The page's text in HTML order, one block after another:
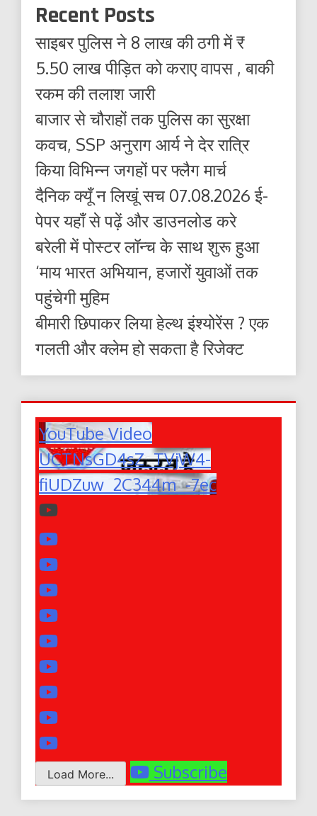
Recent Posts
साइबर पुलिस ने 8 लाख की ठगी में ₹
5.50 लाख पीड़ित को कराए वापस , बाकी
रकम की तलाश जारी
बाजार से चौराहों तक पुलिस का सुरक्षा
कवच, SSP अनुराग आर्य ने देर रात्रि
किया विभिन्न जगहों पर फ्लैग मार्च
दैनिक क्यूँ न लिखूं सच 07.08.2026 ई-
पेपर यहाँ से पढ़ें और डाउनलोड करे
बरेली में पोस्टर लॉन्च के साथ शुरू हुआ
‘माय भारत अभियान, हजारों युवाओं तक
पहुंचेगी मुहिम
बीमारी छिपाकर लिया हेल्थ इंश्योरेंस ? एक
गलती और क्लेम हो सकता है रिजेक्ट
YouTube Video
UCTNsGD4sZ_TVjW4-
fiUDZuw_2C344m_-7ec
Load More... Subscribe